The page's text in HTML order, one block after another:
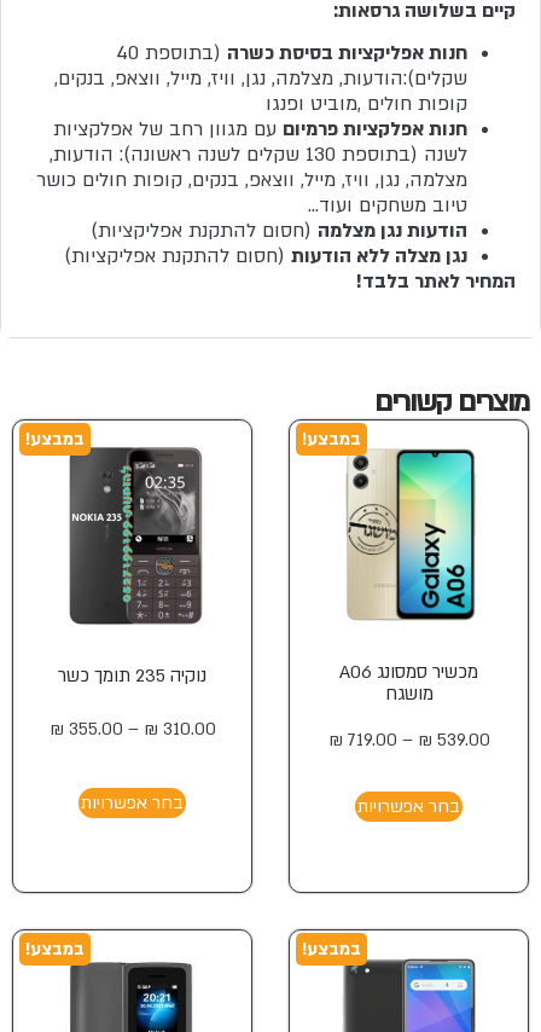
קיים בשלושה גרסאות:
חנות אפליקציות בסיסת כשרה
(בתוספת 40
שקלים):הודעות, מצלמה, נגן, וויז, מייל, ווצאפ, בנקים,
קופות חולים ,מוביט ופנגו
חנות אפלקציות פרמיוםעם מגוון רחב של אפלקציות
לשנה (בתוספת 130 שקלים לשנה ראשונה): הודעות,
מצלמה, נגן, וויז, מייל, ווצאפ, בנקים, קופות חולים כושר
טיוב משחקים ועוד…
הודעות נגן מצלמה(חסום להתקנת אפליקציות)
נגן מצלה ללא הודעות(חסום להתקנת אפליקציות)
המחיר לאתר בלבד!
מוצרים קשורים
במבצע!
מכשיר סמסונג A06
מושגח
₪ 539.00
–
₪ 719.00
בחר אפשרויות
במבצע!
נוקיה 235 תומך כשר
₪ 310.00
–
₪ 355.00
בחר אפשרויות
במבצע! במבצע!